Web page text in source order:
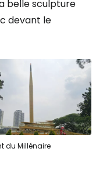
belle sculpture
devant le
du Millénaire